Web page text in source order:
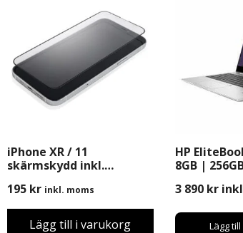
iPhone XR / 11
skärmskydd inkl.
195 kr inkl. moms
Lägg till i varukorg
HP
8GB |
3 890 kr
Lägg